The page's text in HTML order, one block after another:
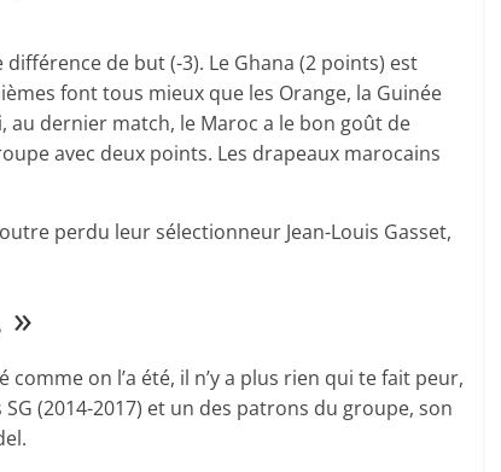
de but (-3). Le Ghana (2 points) est
font tous mieux que les Orange, la Guinée
au dernier match, le Maroc a le bon goût de
avec deux points. Les drapeaux marocains
perdu leur sélectionneur Jean-Louis Gasset,
on l’a été, il n’y a plus rien qui te fait peur,
(2014-2017) et un des patrons du groupe, son